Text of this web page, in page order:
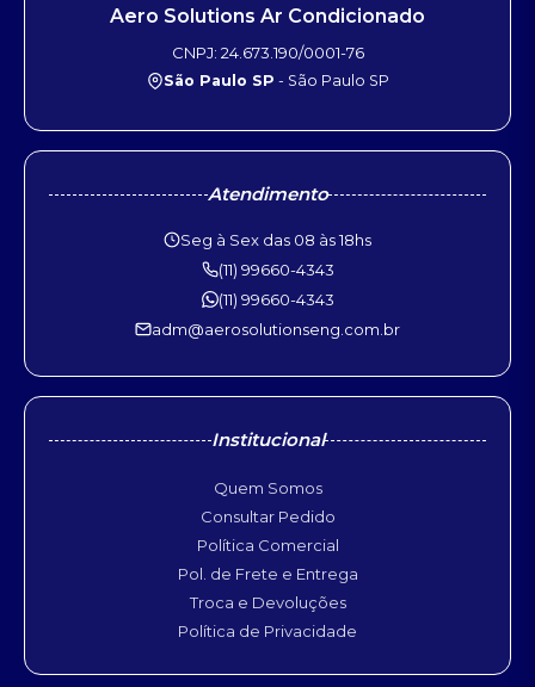
Aero Solutions Ar Condicionado
CNPJ: 24.673.190/0001-76
São Paulo SP - São Paulo SP
Atendimento
Seg à Sex das 08 às 18hs
(11) 99660-4343
(11) 99660-4343
adm@aerosolutionseng.com.br
Institucional
Quem Somos
Consultar Pedido
Política Comercial
Pol. de Frete e Entrega
Troca e Devoluções
Política de Privacidade